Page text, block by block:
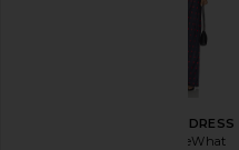
ПЛАТЬЕ DRESS
WeWoreWhat